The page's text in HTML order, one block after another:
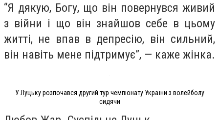
“Я дякую, Богу, що він повернувся живий
з війни і що він знайшов себе в цьому
житті, не впав в депресію, він сильний,
він навіть мене підтримує”, — каже жінка.
У Луцьку розпочався другий тур чемпіонату України з волейболу
сидячи